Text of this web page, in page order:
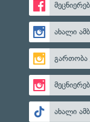
ახალი
ახალი